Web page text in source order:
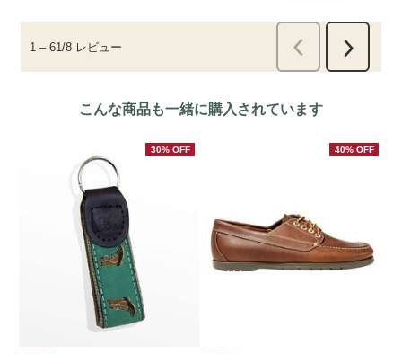
こんな商品も一緒に購入されています
30% OFF 40% OFF